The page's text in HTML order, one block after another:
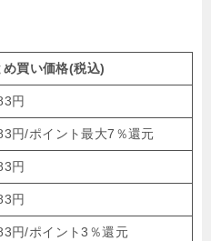
め買い価格(税込)
円
円/ポイント最大7％還元
円
円
円/ポイント3％還元